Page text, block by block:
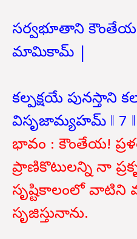
సర్వభూతాని కౌంతేయ
మామికామ్ |
కల్పక్షయే పునస్తాని
విసృజామ్యహమ్ ‖ 7 ‖
భావం : కౌంతేయ!
ప్రాణికొటులన్ని నా
సృష్టికాలంలో వాటిని
సృజిస్తునాను.